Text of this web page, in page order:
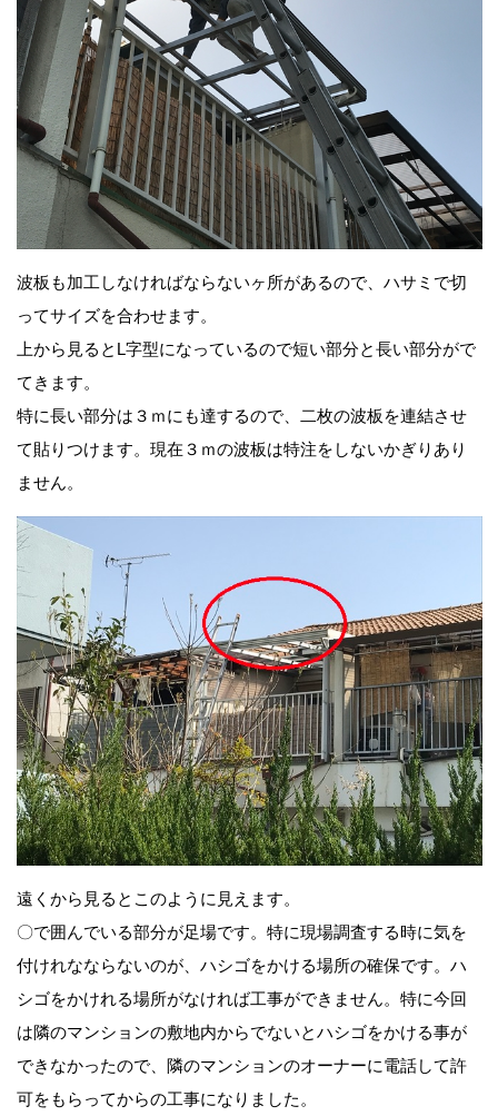
波板も加工しなければならないヶ所があるので、ハサミで切
ってサイズを合わせます。
上から見るとL字型になっているので短い部分と長い部分がで
てきます。
特に長い部分は３ｍにも達するので、二枚の波板を連結させ
て貼りつけます。現在３ｍの波板は特注をしないかぎりあり
ません。
遠くから見るとこのように見えます。
〇で囲んでいる部分が足場です。特に現場調査する時に気を
付けれなならないのが、ハシゴをかける場所の確保です。ハ
シゴをかけれる場所がなければ工事ができません。特に今回
は隣のマンションの敷地内からでないとハシゴをかける事が
できなかったので、隣のマンションのオーナーに電話して許
可をもらってからの工事になりました。